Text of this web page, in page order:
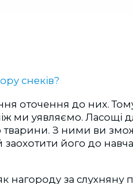
снеків?
оточення до них.
ми уявляємо. Ласощі
тварини. З ними ви
його до
за слухняну